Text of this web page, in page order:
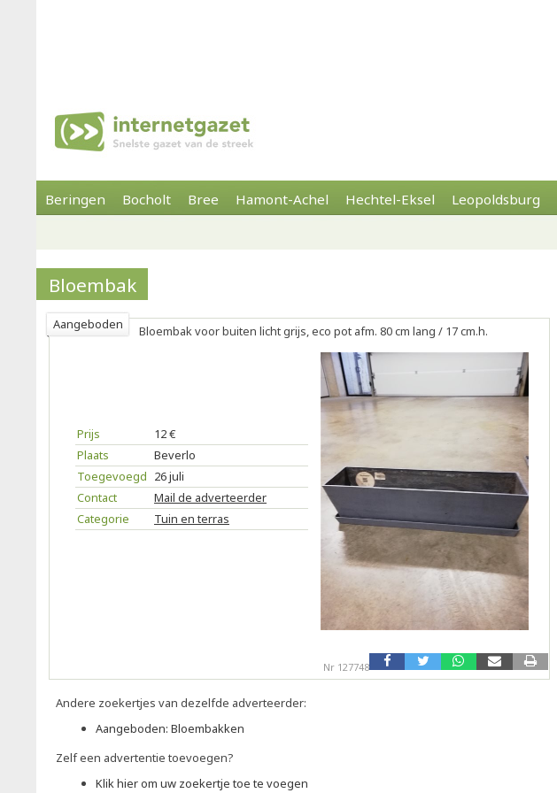
Beringen Bocholt Bree Hamont-Achel Hechtel-Eksel Leopoldsburg
Bloembak
Aangeboden Bloembak voor buiten licht grijs, eco pot afm. 80 cm lang / 17 cm.h.
Prijs
12 €
Plaats
Beverlo
Toegevoegd 26 juli
Contact
Mail de adverteerder
Categorie
Tuin en terras
Nr 127748
Andere zoekertjes van dezelfde adverteerder:
Aangeboden: Bloembakken
Zelf een advertentie toevoegen?
Klik hier om uw zoekertje toe te voegen